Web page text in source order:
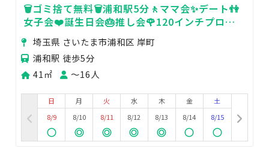
🗑️ゴミ捨て無料🗑️浦和駅5分🚶ママ会✨デート👫
女子会❤️誕生日会🎂推し会🌹120インチプロジ
ェクター
埼玉県 さいたま市浦和区 岸町
浦和駅 徒歩5分
41㎡
〜16人
日
8/9
月
8/10
火
8/11
水
8/12
木
8/13
金
8/14
土
8/15